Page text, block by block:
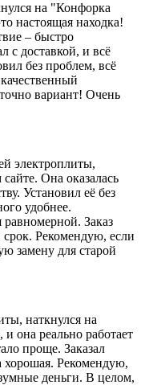
на "Конфорка
настоящая находка!
– быстро
с доставкой, и всё
без проблем, всё
вариант! Очень
электроплиты,
Она оказалась
Установил её без
удобнее.
равномерной. Заказ
Рекомендую, если
замену для старой
наткнулся на
она реально работает
проще. Заказал
хорошая. Рекомендую,
деньги. В целом,